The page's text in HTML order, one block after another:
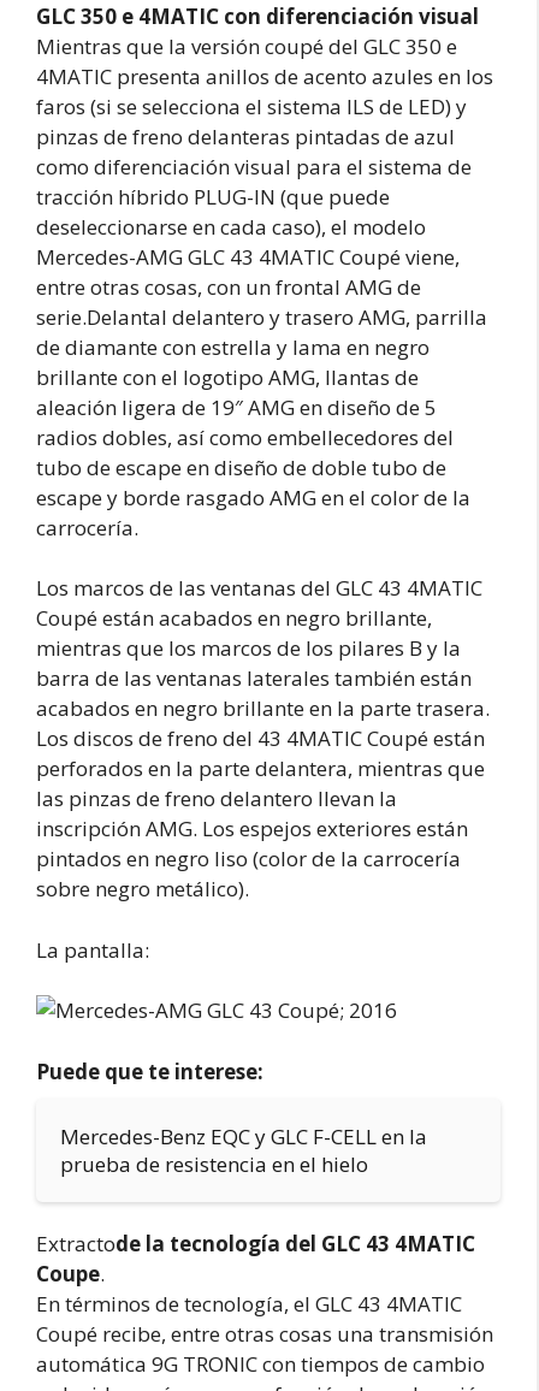
GLC 350 e 4MATIC con diferenciación visual
Mientras que la versión coupé del GLC 350 e
4MATIC presenta anillos de acento azules en los
faros (si se selecciona el sistema ILS de LED) y
pinzas de freno delanteras pintadas de azul
como diferenciación visual para el sistema de
tracción híbrido PLUG-IN (que puede
deseleccionarse en cada caso), el modelo
Mercedes-AMG GLC 43 4MATIC Coupé viene,
entre otras cosas, con un frontal AMG de
serie.Delantal delantero y trasero AMG, parrilla
de diamante con estrella y lama en negro
brillante con el logotipo AMG, llantas de
aleación ligera de 19″ AMG en diseño de 5
radios dobles, así como embellecedores del
tubo de escape en diseño de doble tubo de
escape y borde rasgado AMG en el color de la
carrocería.
Los marcos de las ventanas del GLC 43 4MATIC
Coupé están acabados en negro brillante,
mientras que los marcos de los pilares B y la
barra de las ventanas laterales también están
acabados en negro brillante en la parte trasera.
Los discos de freno del 43 4MATIC Coupé están
perforados en la parte delantera, mientras que
las pinzas de freno delantero llevan la
inscripción AMG. Los espejos exteriores están
pintados en negro liso (color de la carrocería
sobre negro metálico).
La pantalla:
Puede que te interese:
Mercedes-Benz EQC y GLC F-CELL en la
prueba de resistencia en el hielo
Extractode la tecnología del GLC 43 4MATIC
Coupe.
En términos de tecnología, el GLC 43 4MATIC
Coupé recibe, entre otras cosas una transmisión
automática 9G TRONIC con tiempos de cambio